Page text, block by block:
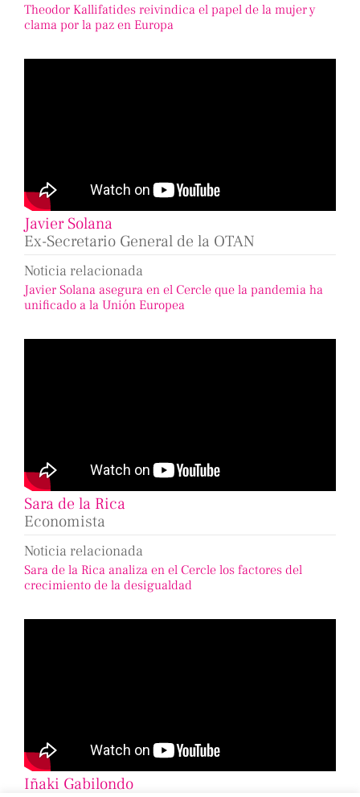
Theodor Kallifatides reivindica el papel de la mujer y
clama por la paz en Europa
Javier Solana
Ex-Secretario General de la OTAN
Noticia relacionada
Javier Solana asegura en el Cercle que la pandemia ha
unificado a la Unión Europea
Sara de la Rica
Economista
Noticia relacionada
Sara de la Rica analiza en el Cercle los factores del
crecimiento de la desigualdad
Iñaki Gabilondo